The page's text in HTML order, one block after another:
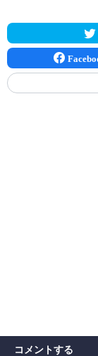
コメントする